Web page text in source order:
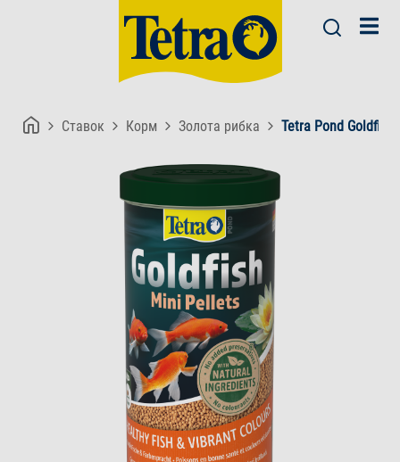
Ставок Корм Золота рибка Tetra Pond